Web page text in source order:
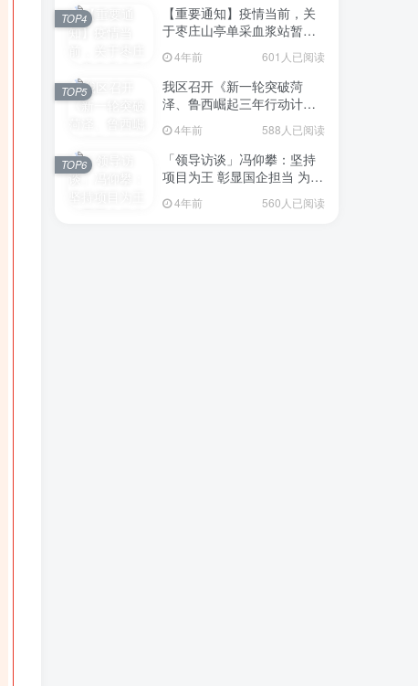
【重要通知】疫情当前，关
于枣庄山亭单采血浆站暂停
4年前 601人已阅读
TOP4
我区召开《新一轮突破菏
泽、鲁西崛起三年行动计划
意见稿）政策分析研判会议
4年前 588人已阅读
TOP5
「领导访谈」冯仰攀：坚持
项目为王 彰显国企担当 为全
点项目建设贡献“交发力量”
4年前 560人已阅读
TOP6